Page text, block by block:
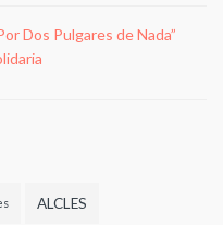
Dos Pulgares de Nada”
ALCLES